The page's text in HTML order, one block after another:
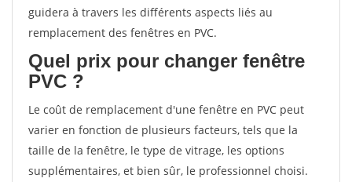
guidera à travers les différents aspects liés au
remplacement des fenêtres en PVC.
Quel prix pour changer fenêtre
PVC ?
Le coût de remplacement d'une fenêtre en PVC peut
varier en fonction de plusieurs facteurs, tels que la
taille de la fenêtre, le type de vitrage, les options
supplémentaires, et bien sûr, le professionnel choisi.